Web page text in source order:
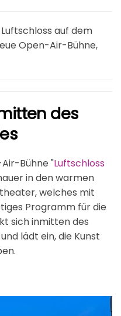
auf dem
Open-Air-Bühne,
des
Bühne "Luftschloss
in den warmen
welches mit
Programm für die
sich inmitten des
lädt ein, die Kunst